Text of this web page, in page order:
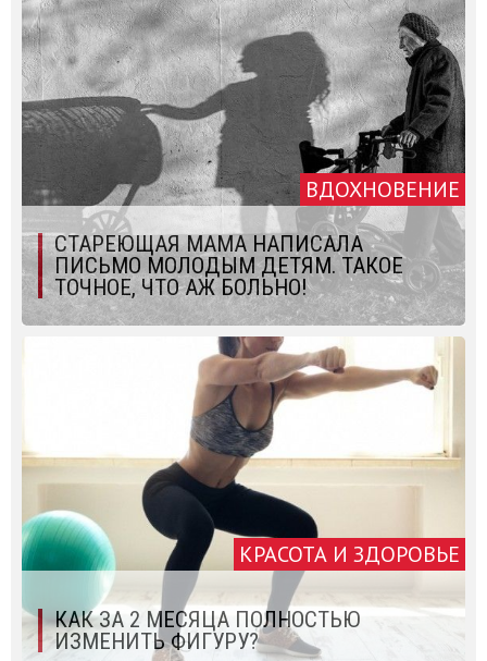
ВДОХНОВЕНИЕ
СТАРЕЮЩАЯ МАМА НАПИСАЛА
ПИСЬМО МОЛОДЫМ ДЕТЯМ. ТАКОЕ
ТОЧНОЕ, ЧТО АЖ БОЛЬНО!
КРАСОТА И ЗДОРОВЬЕ
КАК ЗА 2 МЕСЯЦА ПОЛНОСТЬЮ
ИЗМЕНИТЬ ФИГУРУ?